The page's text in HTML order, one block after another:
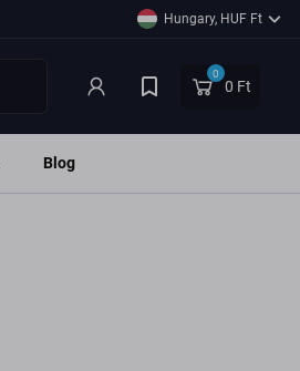
Hungary, HUF Ft
0
0 Ft
Blog